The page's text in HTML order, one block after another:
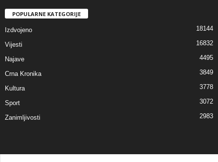
POPULARNE KATEGORIJE
Izdvojeno 18144
Vijesti 16832
Najave 4495
Crna Kronika 3849
Kultura 3778
Sport 3072
Zanimljivosti 2983